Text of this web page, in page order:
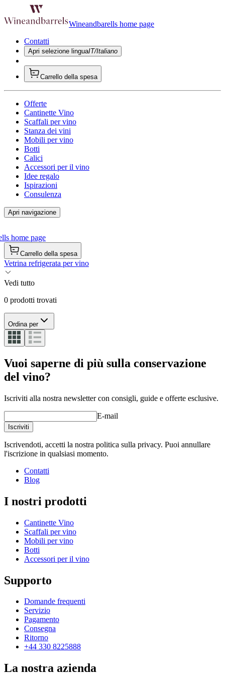
Wineandbarells home page
Contatti
Apri selezione linguaIT/Italiano
Carrello della spesa
Offerte
Cantinette Vino
Scaffali per vino
Stanza dei vini
Mobili per vino
Botti
Calici
Accessori per il vino
Idee regalo
Ispirazioni
Consulenza
Apri navigazione
home page
Carrello della spesa
Vetrina refrigerata per vino
Vedi tutto
0 prodotti trovati
Ordina per
Vuoi saperne di più sulla conservazione
del vino?
Iscriviti alla nostra newsletter con consigli, guide e offerte esclusive.
E-mail
Iscriviti
Iscrivendoti, accetti la nostra politica sulla privacy. Puoi annullare
l'iscrizione in qualsiasi momento.
Contatti
Blog
I nostri prodotti
Cantinette Vino
Scaffali per vino
Mobili per vino
Botti
Accessori per il vino
Supporto
Domande frequenti
Servizio
Pagamento
Consegna
Ritorno
+44 330 8225888
La nostra azienda